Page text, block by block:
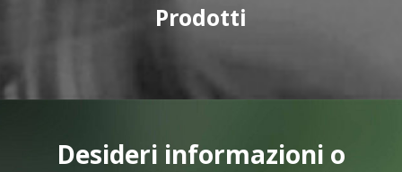
Prodotti
Desideri informazioni o